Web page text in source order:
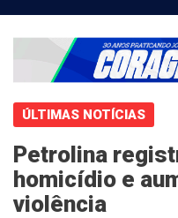
ÚLTIMAS NOTÍCIAS
Petrolina
homicídio e
violência